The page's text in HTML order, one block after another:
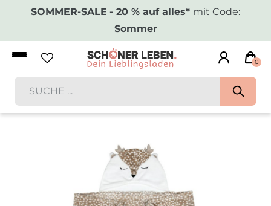
SOMMER-SALE - 20 % auf alles* mit Code:
Sommer
0